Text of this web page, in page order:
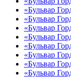
«Бульвар
«Бульвар
«Бульвар
«Бульвар
«Бульвар
«Бульвар
«Бульвар
«Бульвар